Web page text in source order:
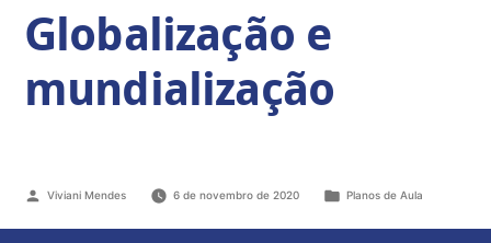
Globalização e
mundialização
Viviani Mendes 6 de novembro de 2020 Planos de Aula